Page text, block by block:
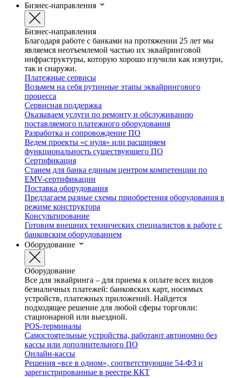
Бизнес-направления
Бизнес-направления
Благодаря работе с банками на протяжении 25 лет мы
являемся неотъемлемой частью их эквайринговой
инфраструктуры, которую хорошо изучили как изнутри,
так и снаружи.
Платежные сервисы
Возьмем на себя рутинные этапы эквайрингового
процесса
Сервисная поддержка
Оказываем услуги по ремонту и обслуживанию
поставляемого платежного оборудования
Разработка и сопровождение ПО
Ведем проекты «с нуля» или расширяем
функциональность существующего ПО
Сертификация
Станем для банка единым центром компетенции по
EMV-сертификации
Поставка оборудования
Предлагаем разные схемы приобретения оборудования в
режиме конструктора
Консультирование
Готовим внешних технических специалистов к работе с
банковским оборудованием
Оборудование
Оборудование
Все для эквайринга – для приема к оплате всех видов
безналичных платежей: банковских карт, носимых
устройств, платежных приложений. Найдется
подходящее решение для любой сферы торговли:
стационарной или выездной.
POS-терминалы
Самостоятельные устройства, работают автономно без
кассы или дополнительного ПО
Онлайн-кассы
Решения «все в одном», соответствующие 54-ФЗ и
зарегистрированные в реестре ККТ